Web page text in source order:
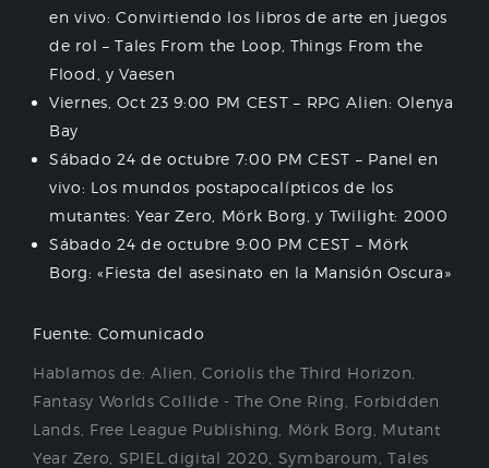
en vivo: Convirtiendo los libros de arte en juegos
de rol – Tales From the Loop, Things From the
Flood, y Vaesen
Viernes, Oct 23 9:00 PM CEST – RPG Alien: Olenya
Bay
Sábado 24 de octubre 7:00 PM CEST – Panel en
vivo: Los mundos postapocalípticos de los
mutantes: Year Zero, Mörk Borg, y Twilight: 2000
Sábado 24 de octubre 9:00 PM CEST – Mörk
Borg: «Fiesta del asesinato en la Mansión Oscura»
Fuente: Comunicado
Hablamos de:Alien ,Coriolis the Third Horizon
Fantasy Worlds Collide - The One Ring
Forbidden
Lands Free League Publishing Mörk Borg
Mutant
Year Zero SPIEL.digital 2020 Symbaroum ,Tales